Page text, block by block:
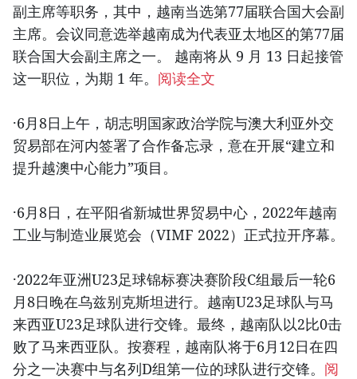
副主席等职务，其中，越南当选第77届联合国大会副
主席。会议同意选举越南成为代表亚太地区的第77届
联合国大会副主席之一。 越南将从 9 月 13 日起接管
这一职位，为期 1 年。 阅读全文
·6月8日上午，胡志明国家政治学院与澳大利亚外交
贸易部在河内签署了合作备忘录，意在开展“建立和
提升越澳中心能力”项目。
·6月8日，在平阳省新城世界贸易中心，2022年越南
工业与制造业展览会（VIMF 2022）正式拉开序幕。
·2022年亚洲U23足球锦标赛决赛阶段C组最后一轮6
月8日晚在乌兹别克斯坦进行。越南U23足球队与马
来西亚U23足球队进行交锋。最终，越南队以2比0击
败了马来西亚队。按赛程，越南队将于6月12日在四
分之一决赛中与名列D组第一位的球队进行交锋。 阅